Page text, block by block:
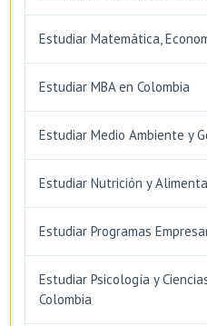
Estudiar Matemática,
Estudiar MBA en Colombia
Estudiar Medio Ambiente y
Estudiar Nutrición y
Estudiar Programas
Estudiar Psicología y
Colombia